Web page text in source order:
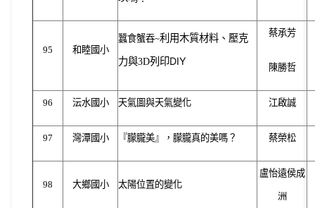
95 和睦國小
蠶食蟹吞~利用木質材料、壓克
力與3D列印DIY
蔡承芳
陳勝哲
96 沄水國小 天氣圖與天氣變化 江啟誠
97 灣潭國小 『朦朧美』，朦朧真的美嗎？ 蔡榮松
98 大鄉國小 太陽位置的變化
盧怡遠侯成
洲